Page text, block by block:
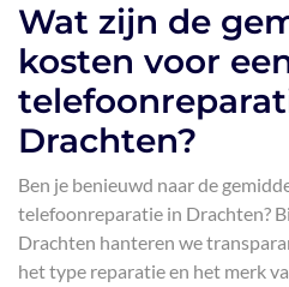
Wat zijn de
kosten voor
Drachten?
Ben je benieuwd naar de
telefoonreparatie in Drachten?
Drachten hanteren we
het type reparatie en het merk